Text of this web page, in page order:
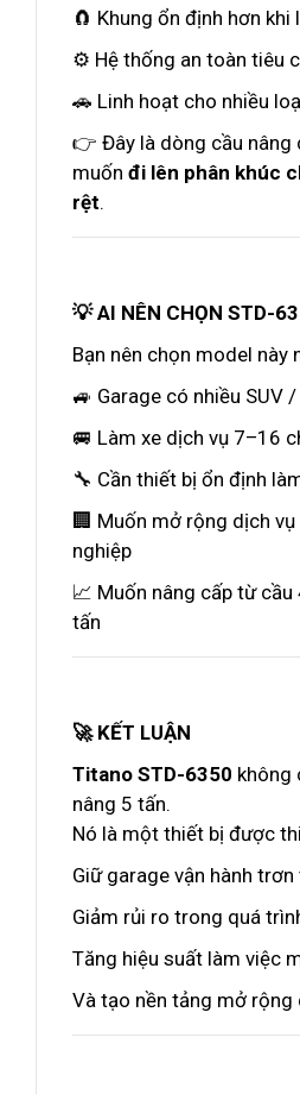
🧲 Khung ổn định hơn
⚙️ Hệ thống an toàn tiêu
🚗 Linh hoạt cho nhiều
👉 Đây là dòng cầu nâng
muốn đi lên phân khúc
rệt.
💡 AI NÊN CHỌN STD-
Bạn nên chọn model này
🚙 Garage có nhiều SUV
🚐 Làm xe dịch vụ 7–16
🔧 Cần thiết bị ổn định
🏢 Muốn mở rộng dịch
nghiệp
📈 Muốn nâng cấp từ cầu
tấn
🚀 KẾT LUẬN
Titano STD-6350 không
nâng 5 tấn.
Nó là một thiết bị được
Giữ garage vận hành trơn
Giảm rủi ro trong quá
Tăng hiệu suất làm việc
Và tạo nền tảng mở rộng